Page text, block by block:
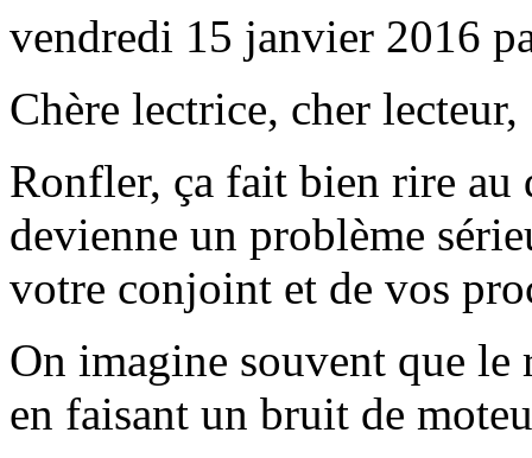
vendredi 15 janvier 2016
Chère lectrice, cher lecteur,
Ronfler, ça fait bien rire au
devienne un problème
votre conjoint et de vos
On imagine souvent que
en faisant un bruit de